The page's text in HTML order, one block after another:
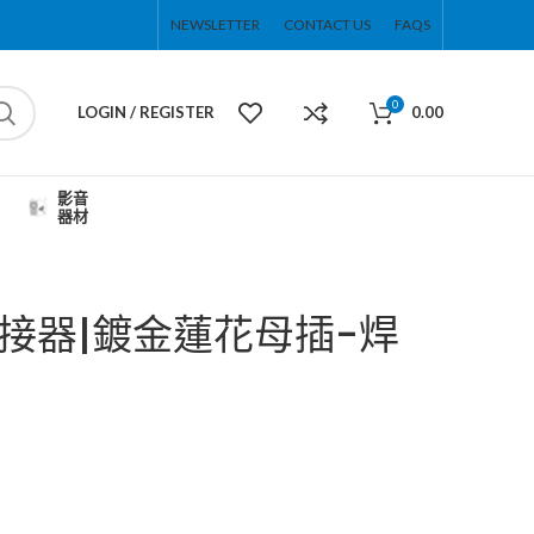
NEWSLETTER CONTACT US FAQS
LOGIN / REGISTER 0 0.00
影音
器材
器|鍍金蓮花母插-焊